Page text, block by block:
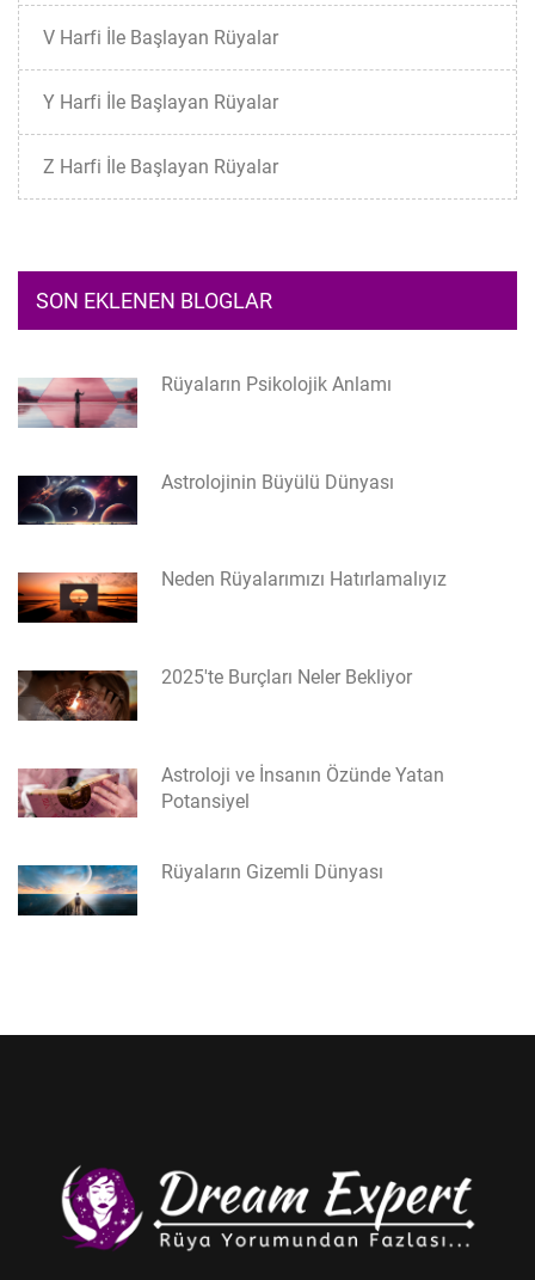
V Harfi İle Başlayan Rüyalar
Y Harfi İle Başlayan Rüyalar
Z Harfi İle Başlayan Rüyalar
SON EKLENEN BLOGLAR
Rüyaların Psikolojik Anlamı
Astrolojinin Büyülü Dünyası
Neden Rüyalarımızı Hatırlamalıyız
2025'te Burçları Neler Bekliyor
Astroloji ve İnsanın Özünde Yatan
Potansiyel
Rüyaların Gizemli Dünyası